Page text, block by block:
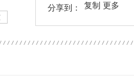
分享到： 复制 更多